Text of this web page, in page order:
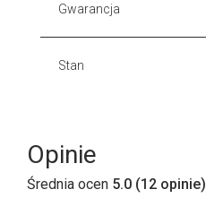
Gwarancja
Stan
Opinie
Średnia ocen 5.0 (12 opinie)